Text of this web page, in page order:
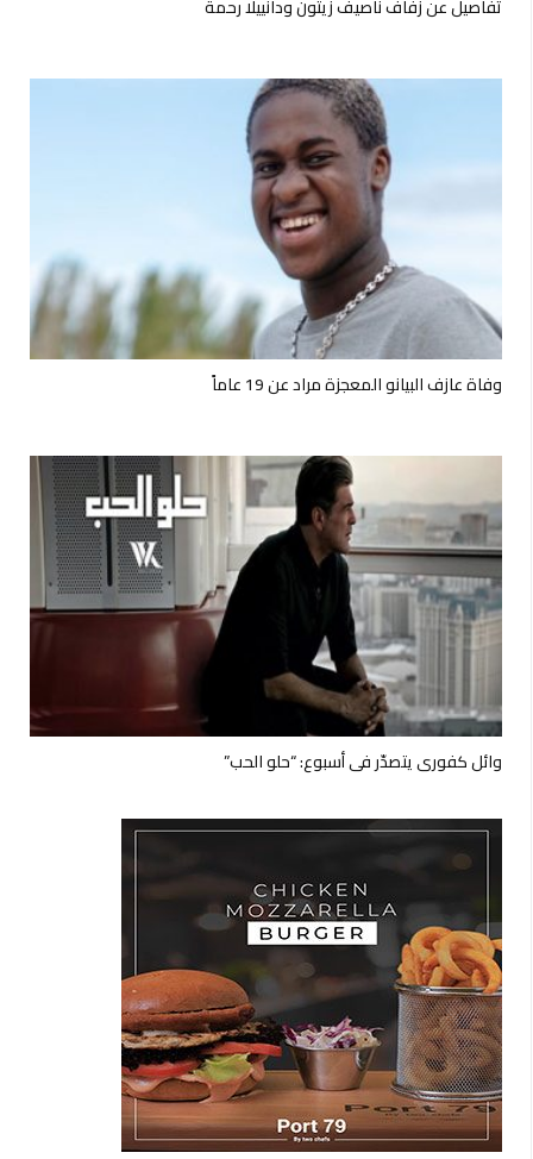
تفاصيل عن زفاف ناصيف زيتون ودانييلا رحمة
وفاة عازف البيانو المعجزة مراد عن 19 عاماً
وائل كفوري يتصدّر في أسبوع: “حلو الحب”